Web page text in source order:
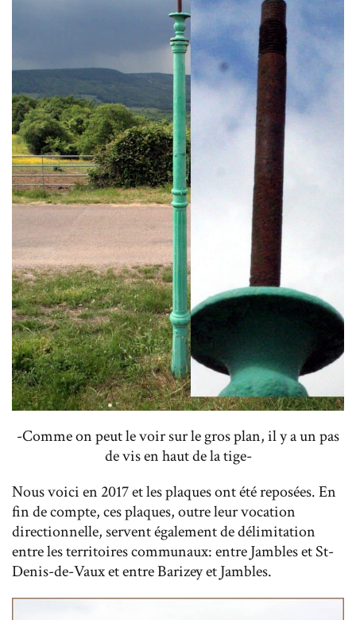
-Comme on peut le voir sur le gros plan, il y a un pas
de vis en haut de la tige-
Nous voici en 2017 et les plaques ont été reposées. En
fin de compte, ces plaques, outre leur vocation
directionnelle, servent également de délimitation
entre les territoires communaux: entre Jambles et St-
Denis-de-Vaux et entre Barizey et Jambles.